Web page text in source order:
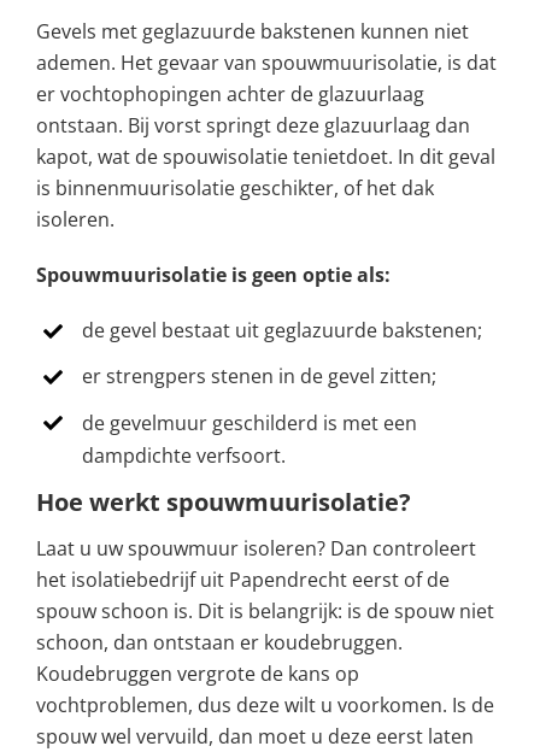
Gevels met geglazuurde bakstenen kunnen niet
ademen. Het gevaar van spouwmuurisolatie, is dat
er vochtophopingen achter de glazuurlaag
ontstaan. Bij vorst springt deze glazuurlaag dan
kapot, wat de spouwisolatie tenietdoet. In dit geval
is binnenmuurisolatie geschikter, of het dak
isoleren.
Spouwmuurisolatie is geen optie als:
de gevel bestaat uit geglazuurde bakstenen;
er strengpers stenen in de gevel zitten;
de gevelmuur geschilderd is met een
dampdichte verfsoort.
Hoe werkt spouwmuurisolatie?
Laat u uw spouwmuur isoleren? Dan controleert
het isolatiebedrijf uit Papendrecht eerst of de
spouw schoon is. Dit is belangrijk: is de spouw niet
schoon, dan ontstaan er koudebruggen.
Koudebruggen vergrote de kans op
vochtproblemen, dus deze wilt u voorkomen. Is de
spouw wel vervuild, dan moet u deze eerst laten